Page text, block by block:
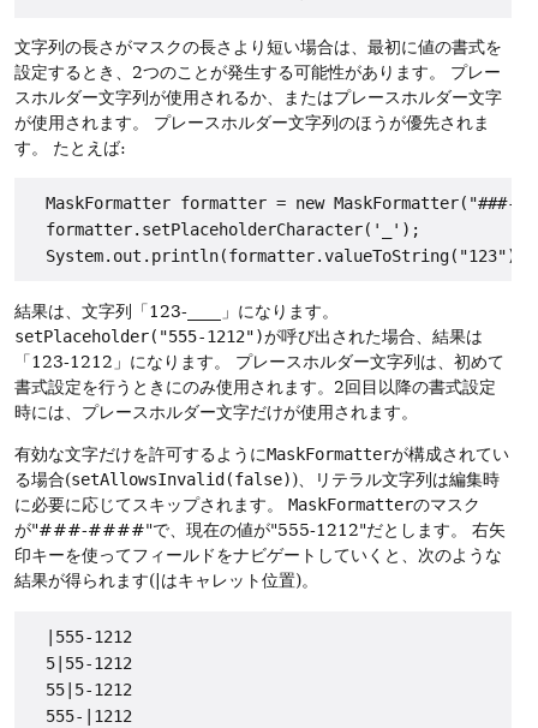
文字列の長さがマスクの長さより短い場合は、最初に値の書式を
設定するとき、2つのことが発生する可能性があります。
プレー
スホルダー文字列が使用されるか、またはプレースホルダー文字
が使用されます。
プレースホルダー文字列のほうが優先されま
す。
たとえば:
MaskFormatter formatter = new MaskFormatter("###-
  formatter.setPlaceholderCharacter('_');
結果は、文字列「123-____」になります。
setPlaceholder("555-1212")が呼び出された場合、結果は
「123-1212」になります。
プレースホルダー文字列は、初めて
書式設定を行うときにのみ使用されます。2回目以降の書式設定
時には、プレースホルダー文字だけが使用されます。
有効な文字だけを許可するようにMaskFormatterが構成されてい
る場合(setAllowsInvalid(false))、リテラル文字列は編集時
に必要に応じてスキップされます。
MaskFormatterのマスク
が"###-####"で、現在の値が"555-1212"だとします。
右矢
印キーを使ってフィールドをナビゲートしていくと、次のような
結果が得られます(|はキャレット位置)。
  |555-1212
  5|55-1212
  55|5-1212
  555-|1212